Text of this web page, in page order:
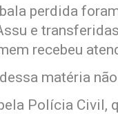
perdida
e
recebeu
matéria
Polícia Civil,